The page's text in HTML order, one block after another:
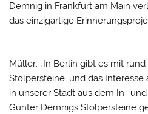
Demnig in Frankfurt am Main
das einzigartige
Müller: „In Berlin gibt es mit
Stolpersteine, und das
in unserer Stadt aus dem In-
Gunter Demnigs Stolpersteine